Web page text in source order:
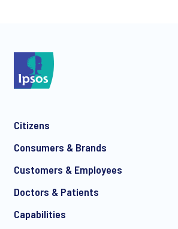
Citizens
Consumers & Brands
Customers & Employees
Doctors & Patients
Capabilities